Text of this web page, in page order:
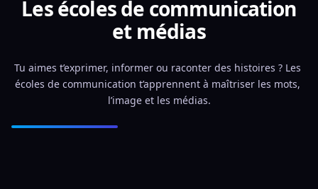
Les écoles de communication
et médias
Tu aimes t’exprimer, informer ou raconter des histoires ? Les
écoles de communication t’apprennent à maîtriser les mots,
l’image et les médias.